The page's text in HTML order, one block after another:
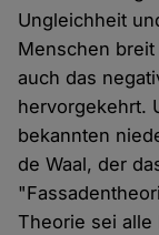
Ungleichheit
Menschen
auch das
hervorgekehrt.
bekannten
de Waal, der
Theorie sei alle